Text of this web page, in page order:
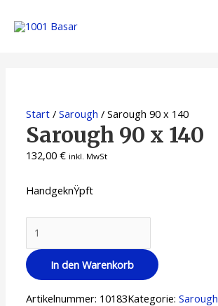
Inhalt
Start /Sarough / Sarough 90 x 140
Sarough 90 x 140
132,00€ inkl. MwSt
HandgeknŸpft
90
x
140
In den Warenkorb
Artikelnummer: 10183Kategorie:Sarough